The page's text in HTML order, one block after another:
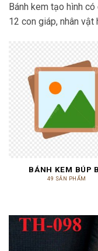
Bánh kem tạo hình
12 con giáp, nhân vật
BÁNH KEM BÚP
49 SẢN PHẨM